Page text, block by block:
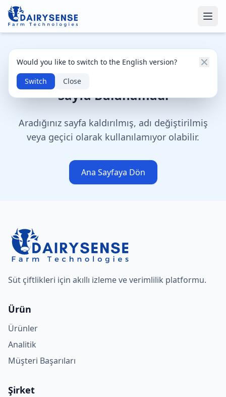
Would you like to switch to the English version?
Switch
Close 404
Sayfa Bulunamadı
Aradığınız sayfa kaldırılmış, adı değiştirilmiş
veya geçici olarak kullanılamıyor olabilir.
Ana Sayfaya Dön
Süt çiftlikleri için akıllı izleme ve verimlilik platformu.
Ürün
Ürünler
Analitik
Müşteri Başarıları
Şirket